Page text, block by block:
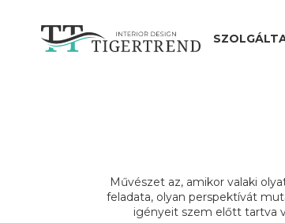
Művészet az, amikor valaki
feladata, olyan perspektívát
igényeit szem előtt tartva